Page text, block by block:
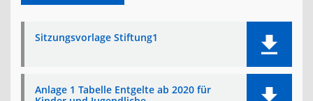
Sitzungsvorlage Stiftung1
Anlage 1 Tabelle Entgelte ab 2020 für